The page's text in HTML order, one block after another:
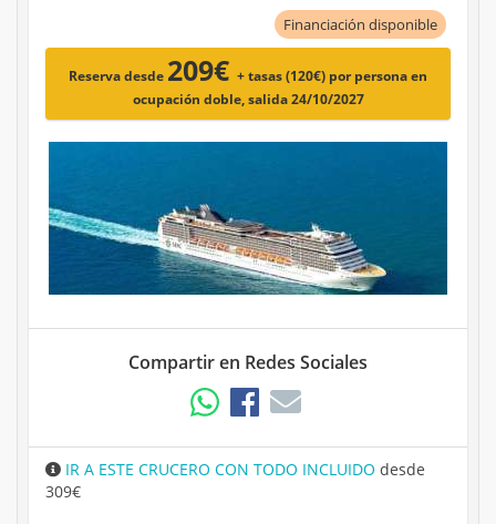
Financiación disponible
Reserva desde 209€ + tasas (120€) por persona en
ocupación doble, salida 24/10/2027
Compartir en Redes Sociales
IR A ESTE CRUCERO CON TODO INCLUIDO desde
309€